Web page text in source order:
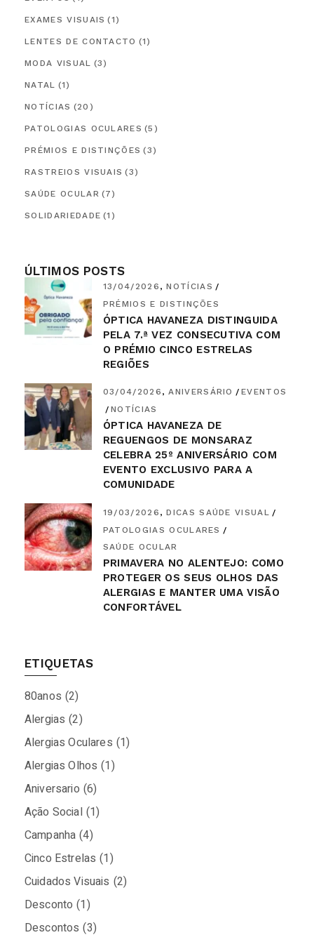
EXAMES VISUAIS (1)
LENTES DE CONTACTO (1)
MODA VISUAL (3)
NATAL (1)
NOTÍCIAS (20)
PATOLOGIAS OCULARES (5)
PRÉMIOS E DISTINÇÕES (3)
RASTREIOS VISUAIS (3)
SAÚDE OCULAR (7)
SOLIDARIEDADE (1)
ÚLTIMOS POSTS
13/04/2026
NOTÍCIAS
PRÉMIOS E DISTINÇÕES
ÓPTICA HAVANEZA DISTINGUIDA
PELA 7.ª VEZ CONSECUTIVA COM
O PRÉMIO CINCO ESTRELAS
REGIÕES
03/04/2026 ANIVERSÁRIO
EVENTOS
NOTÍCIAS
ÓPTICA HAVANEZA DE
REGUENGOS DE MONSARAZ
CELEBRA 25º ANIVERSÁRIO COM
EVENTO EXCLUSIVO PARA A
COMUNIDADE
19/03/2026
DICAS SAÚDE VISUAL
PATOLOGIAS OCULARES
SAÚDE OCULAR
PRIMAVERA NO ALENTEJO: COMO
PROTEGER OS SEUS OLHOS DAS
ALERGIAS E MANTER UMA VISÃO
CONFORTÁVEL
ETIQUETAS
80anos (2)
Alergias (2)
Alergias Oculares (1)
Alergias Olhos (1)
Aniversario (6)
Ação Social (1)
Campanha (4)
Cinco Estrelas (1)
Cuidados Visuais (2)
Desconto (1)
Descontos (3)